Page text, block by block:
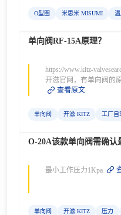
O型圈 米思米 MISUMI
单向阀RF-15A原理？
https://www.kitz-
开滋官网，有单向阀的
查看原文
单向阀 开滋 KITZ 工厂自
O-20A该款单向阀需确认
最小工作压力1Kpa
单向阀 开滋 KITZ 压力